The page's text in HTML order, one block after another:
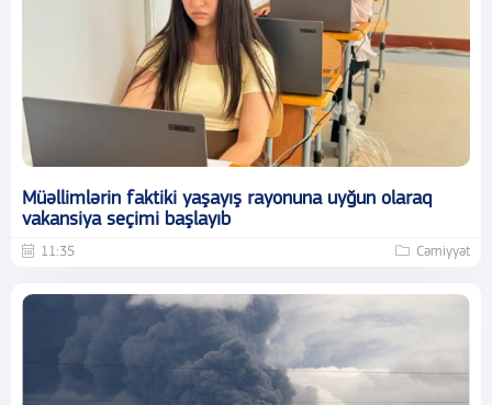
Müəllimlərin faktiki yaşayış rayonuna uyğun olaraq
vakansiya seçimi başlayıb
11:35 Cəmiyyət